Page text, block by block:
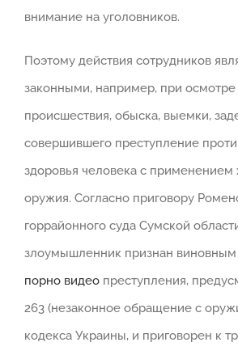
внимание на уголовников.
Поэтому действия сотрудников
законными, например, при осмотре
происшествия, обыска, выемки,
совершившего преступление
здоровья человека с применением
оружия. Согласно приговору
горрайонного суда Сумской
злоумышленник признан
порно видео преступления,
263 (незаконное обращение с
кодекса Украины, и приговорен к